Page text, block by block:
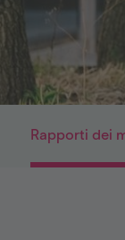
Rapporti dei